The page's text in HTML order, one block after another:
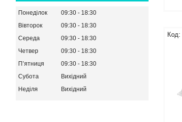
Понеділок 09:30
18:30
Вівторок
09:30
18:30
Середа
09:30
18:30
Четвер
09:30
18:30
Пʼятниця
09:30
18:30
Субота
Вихідний
Неділя
Вихідний